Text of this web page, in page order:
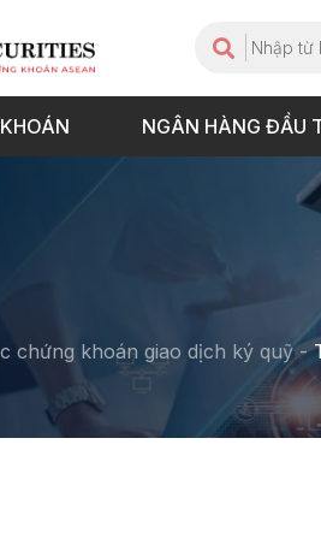
NGÂN HÀNG ĐẦU
chứng khoán giao dịch ký quỹ-